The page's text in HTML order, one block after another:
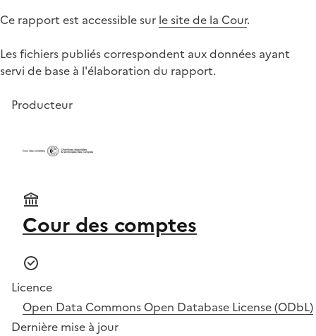
Ce rapport est accessible sur le site de la Cour.
Les fichiers publiés correspondent aux données ayant
servi de base à l'élaboration du rapport.
Producteur
Cour des comptes
Licence
Open Data Commons Open Database License (ODbL)
Dernière mise à jour